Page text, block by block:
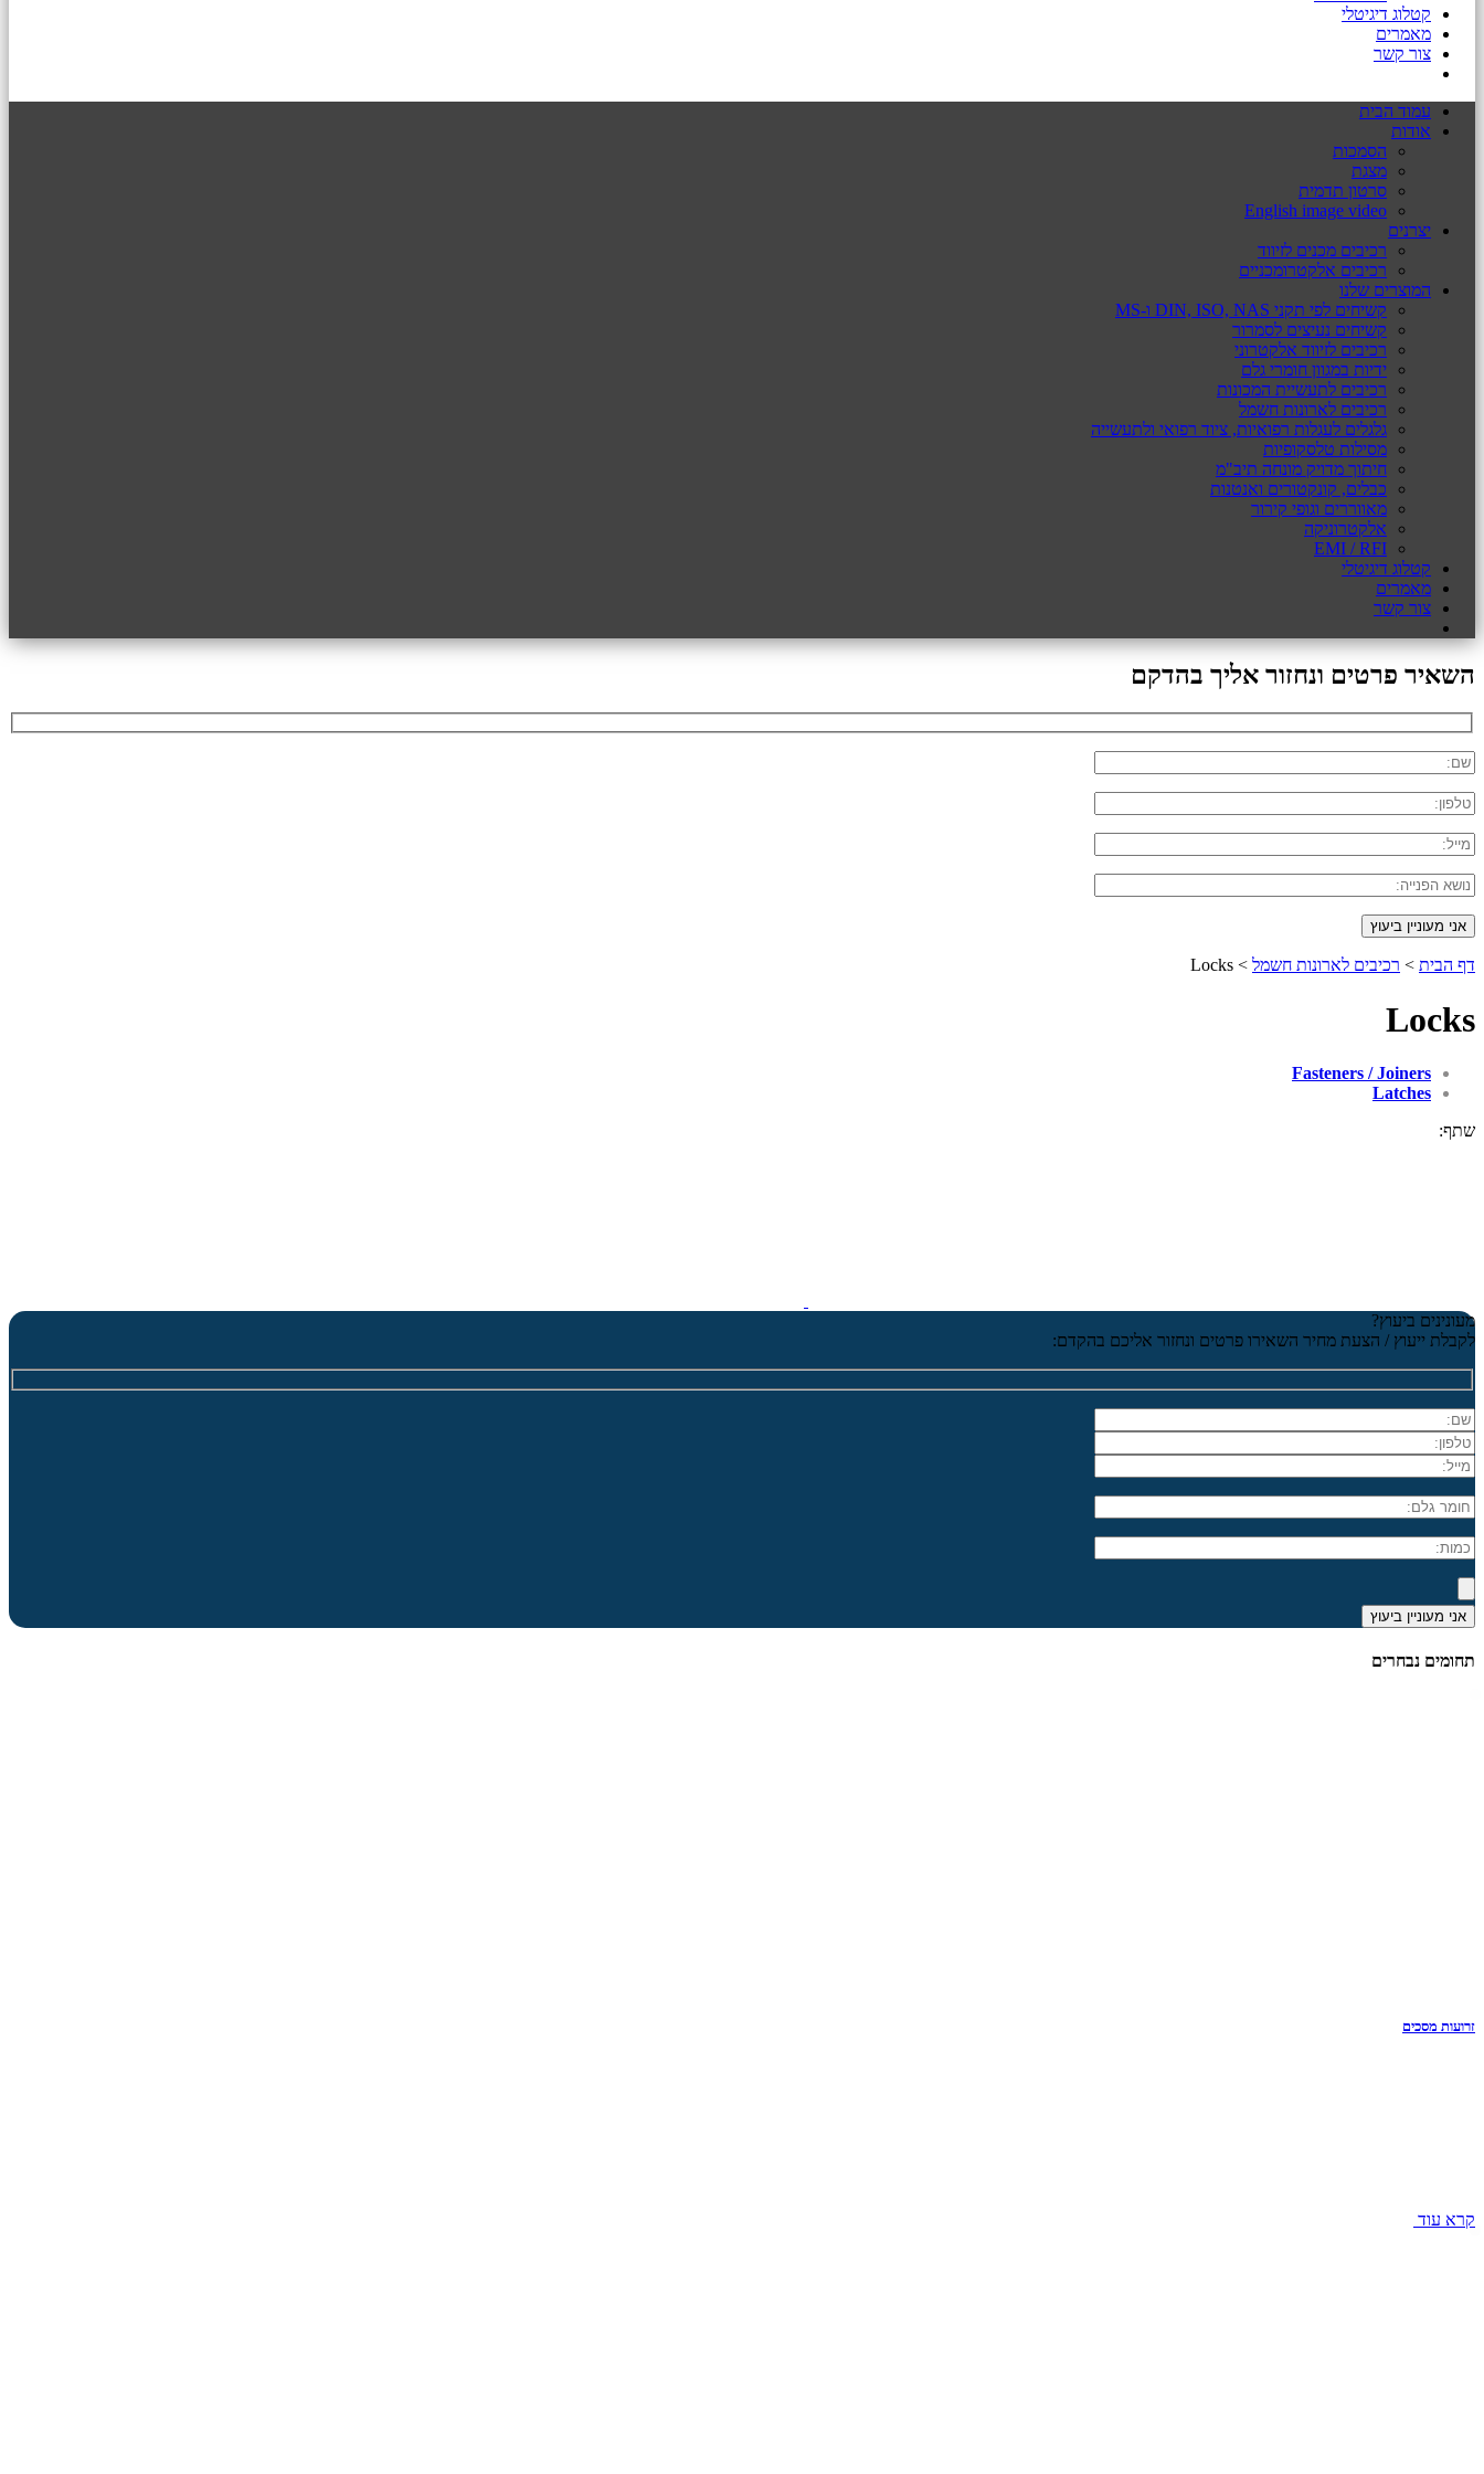
קטלוג דיגיטלי
מאמרים
צור קשר
עמוד הבית
אודות
הסמכות
מצגת
סרטון תדמית
English image video
יצרנים
רכיבים מכנים לזיווד
רכיבים אלקטרומכניים
המוצרים שלנו
קשיחים לפי תקני DIN, ISO, NAS ו-MS
קשיחים נעיצים לסמרור
רכיבים לזיווד אלקטרוני
ידיות במגוון חומרי גלם
רכיבים לתעשיית המכונות
רכיבים לארונות חשמל
גלגלים לעגלות רפואיות, ציוד רפואי ולתעשייה
מסילות טלסקופיות
חיתוך מדויק מונחה תיב"מ
כבלים, קונקטורים ואנטנות
מאווררים וגופי קירור
אלקטרוניקה
EMI / RFI
קטלוג דיגיטלי
מאמרים
צור קשר
השאיר פרטים ונחזור אליך בהדקם
דף הבית > רכיבים לארונות חשמל >
Locks
Locks
Fasteners / Joiners
Latches
שתף:
מעונינים ביעוץ?
לקבלת ייעוץ / הצעת מחיר השאירו פרטים ונחזור אליכם בהקדם:
תחומים נבחרים
זרועות מסכים
קרא עוד